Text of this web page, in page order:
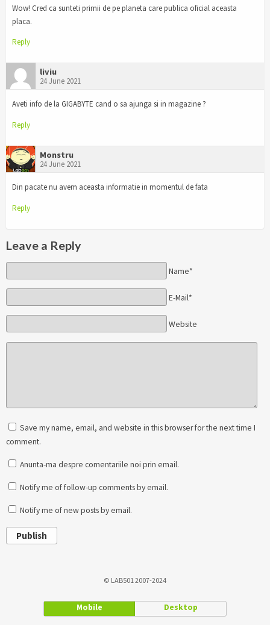
Wow! Cred ca sunteti primii de pe planeta care publica oficial aceasta
placa.
Reply
liviu
24 June 2021
Aveti info de la GIGABYTE cand o sa ajunga si in magazine ?
Reply
Monstru
24 June 2021
Din pacate nu avem aceasta informatie in momentul de fata
Reply
Leave a Reply
Name*
E-Mail*
Website
Save my name, email, and website in this browser for the next time I
comment.
Anunta-ma despre comentariile noi prin email.
Notify me of follow-up comments by email.
Notify me of new posts by email.
Publish
© LAB501 2007-2024
Mobile Desktop